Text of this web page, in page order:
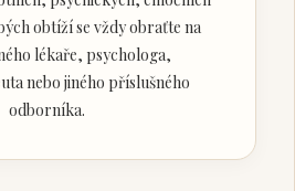
obtíží se vždy obraťte na
lékaře, psychologa,
nebo jiného příslušného
odborníka.